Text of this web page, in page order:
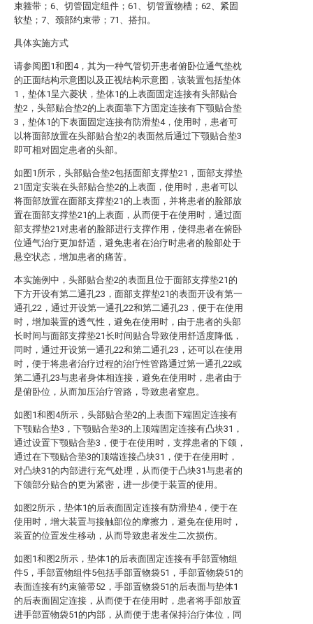
束箍带；6、切管固定组件；61、切管置物槽；62、紧固
软垫；7、颈部约束带；71、搭扣。
具体实施方式
请参阅图1和图4，其为一种气管切开患者俯卧位通气垫枕
的正面结构示意图以及正视结构示意图，该装置包括垫体
1，垫体1呈六菱状，垫体1的上表面固定连接有头部贴合
垫2，头部贴合垫2的上表面靠下方固定连接有下颚贴合垫
3，垫体1的下表面固定连接有防滑垫4，使用时，患者可
以将面部放置在头部贴合垫2的表面然后通过下颚贴合垫3
即可相对固定患者的头部。
如图1所示，头部贴合垫2包括面部支撑垫21，面部支撑垫
21固定安装在头部贴合垫2的上表面，使用时，患者可以
将面部放置在面部支撑垫21的上表面，并将患者的脸部放
置在面部支撑垫21的上表面，从而便于在使用时，通过面
部支撑垫21对患者的脸部进行支撑作用，使得患者在俯卧
位通气治疗更加舒适，避免患者在治疗时患者的脸部处于
悬空状态，增加患者的痛苦。
本实施例中，头部贴合垫2的表面且位于面部支撑垫21的
下方开设有第二通孔23，面部支撑垫21的表面开设有第一
通孔22，通过开设第一通孔22和第二通孔23，便于在使用
时，增加装置的透气性，避免在使用时，由于患者的头部
长时间与面部支撑垫21长时间贴合导致使用舒适度降低，
同时，通过开设第一通孔22和第二通孔23，还可以在使用
时，便于将患者治疗过程的治疗性管路通过第一通孔22或
第二通孔23与患者身体相连接，避免在使用时，患者由于
是俯卧位，从而加压治疗管路，导致患者窒息。
如图1和图4所示，头部贴合垫2的上表面下端固定连接有
下颚贴合垫3，下颚贴合垫3的上顶端固定连接有凸块31，
通过设置下颚贴合垫3，便于在使用时，支撑患者的下颌，
通过在下颚贴合垫3的顶端连接凸块31，便于在使用时，
对凸块31的内部进行充气处理，从而便于凸块31与患者的
下颌部分贴合的更为紧密，进一步便于装置的使用。
如图2所示，垫体1的后表面固定连接有防滑垫4，便于在
使用时，增大装置与接触部位的摩擦力，避免在使用时，
装置的位置发生移动，从而导致患者发生二次损伤。
如图1和图2所示，垫体1的后表面固定连接有手部置物组
件5，手部置物组件5包括手部置物袋51，手部置物袋51的
表面连接有约束箍带52，手部置物袋51的后表面与垫体1
的后表面固定连接，从而便于在使用时，患者将手部放置
进手部置物袋51的内部，从而便于患者保持治疗体位，同